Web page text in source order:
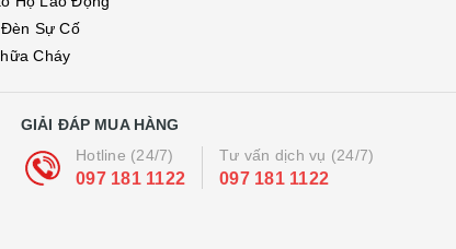
Sự Cố
Cháy
GIẢI ĐÁP MUA HÀNG
Hotline (24/7)
097 181 1122
Tư vấn dịch vụ (24/7)
097 181 1122